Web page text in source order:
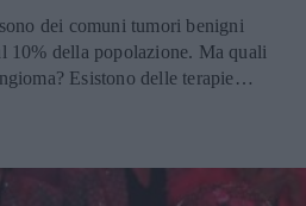
dei comuni tumori benigni
10% della popolazione. Ma quali
Esistono delle terapie
Parliamone insieme.